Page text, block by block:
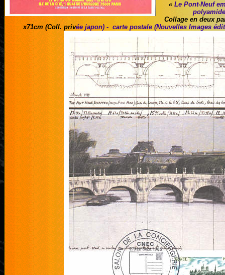
«Le Pont-Neuf
Collage en deux
x71cm (Coll. privée japon) - carte postale (Nouvelles Images